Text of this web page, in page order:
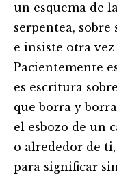
un esquema de
serpentea, sobre
e insiste otra vez
Pacientemente
es escritura
que borra y
el esbozo de un
o alrededor de
para significar